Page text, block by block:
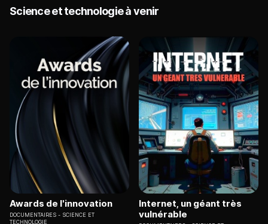
Science et technologie à venir
Awards de l'innovation
DOCUMENTAIRES
SCIENCE ET
TECHNOLOGIE
Internet, un géant très
vulnérable